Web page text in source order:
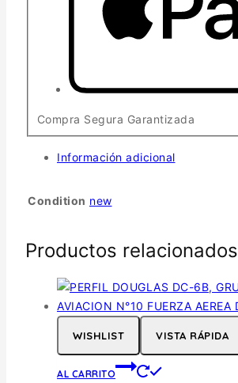
Compra Segura Garantizada
Información adicional
Condition new
Productos relacionados
WISHLIST VISTA RÁPIDA
AL CARRITO